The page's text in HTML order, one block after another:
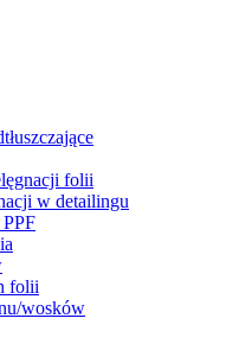
folii
w detailingu
folii
wosków